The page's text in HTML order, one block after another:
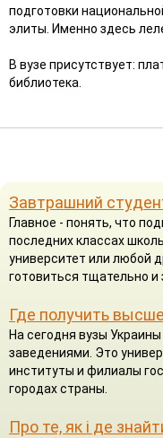
подготовки
элиты. Именно здесь
В вузе присутствует:
библиотека.
Завтрашний
Главное - понять, что
последних классах
университет или любой
готовиться тщательно и
Где получить
На сегодня вузы
заведениями. Это
институты и филиалы
городах страны.
Про те, як і де